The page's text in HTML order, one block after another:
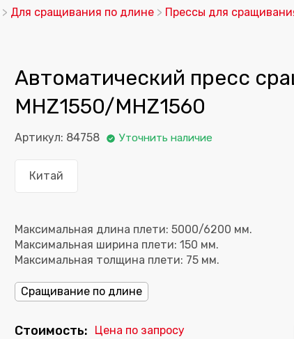
> Для сращивания по длине > Прессы для
Автоматический пресс
MHZ1550/MHZ1560
Артикул: 84758 Уточнить наличие
Китай
Максимальная длина плети: 5000/6200 мм.
Максимальная ширина плети: 150 мм.
Максимальная толщина плети: 75 мм.
Сращивание по длине
Стоимость:
Цена по запросу